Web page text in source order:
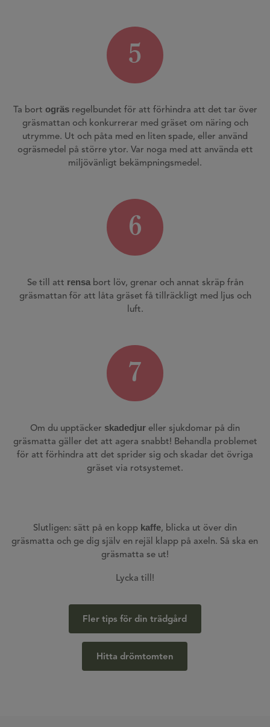
5
Ta bort ogräsregelbundet för att förhindra att det tar över
gräsmattan och konkurrerar med gräset om näring och
utrymme. Ut och påta med en liten spade, eller använd
ogräsmedel på större ytor. Var noga med att använda ett
miljövänligt bekämpningsmedel.
6
Se till att rensabort löv, grenar och annat skräp från
gräsmattan för att låta gräset få tillräckligt med ljus och
luft.
7
Om du upptäcker skadedjur eller sjukdomar på din
gräsmatta gäller det att agera snabbt! Behandla problemet
för att förhindra att det sprider sig och skadar det övriga
gräset via rotsystemet.
Slutligen: sätt på en kopp kaffe, blicka ut över din
gräsmatta och ge dig själv en rejäl klapp på axeln. Så ska en
gräsmatta se ut!
Lycka till!
Fler tips för din trädgård
Hitta drömtomten